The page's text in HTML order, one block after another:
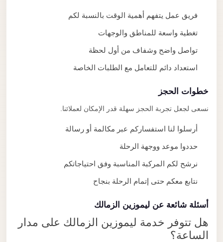
فريق عمل يتفهم أهمية الوقت بالنسبة لكم
تغطية واسعة للمناطق والوجهات
تواصل واضح وشفاف من أول لحظة
استعداد دائم للتعامل مع الطلبات الخاصة
خطوات الحجز
نسعى لجعل تجربة الحجز سهلة قدر الإمكان لعملائنا.
أرسلوا لنا استفساركم عبر مكالمة أو رسالة
حددوا موعد ووجهة الرحلة
نرشح لكم المركبة المناسبة وفق احتياجاتكم
نتابع معكم حتى إتمام الرحلة بنجاح
أسئلة شائعة عن ليموزين الزمالك
هل تتوفر خدمة ليموزين الزمالك على مدار
الساعة؟